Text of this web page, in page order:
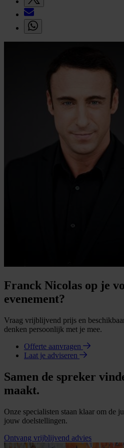
Franck Nicolas op je
evenement?
Vraag vrijblijvend prijs en
denken persoonlijk met je mee.
Offerte aanvragen
Laat je adviseren
Samen de spreker
maakt.
Onze specialisten staan klaar om de
jouw doelstellingen.
Ontvang vrijblijvend advies